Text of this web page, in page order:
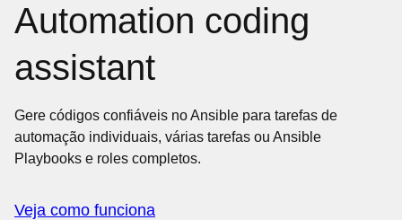
Automation coding
assistant
Gere códigos confiáveis no Ansible para tarefas de
automação individuais, várias tarefas ou Ansible
Playbooks e roles completos.
Veja como funciona